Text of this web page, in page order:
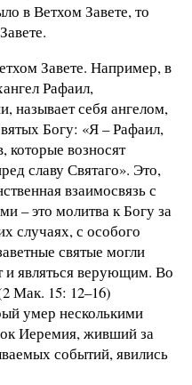
в Ветхом Завете, то
Завете. Например, в
Рафаил,
называет себя ангелом,
Богу: «Я – Рафаил,
которые возносят
славу Святаго». Это,
взаимосвязь с
– это молитва к Богу за
случаях, с особого
святые могли
и являться верующим. Во
Мак. 15: 12–16)
умер несколькими
Иеремия, живший за
событий, явились